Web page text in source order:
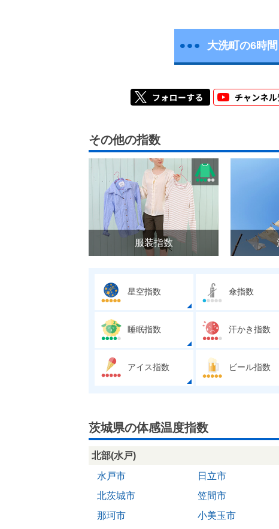
大洗町の6時
その他の指数
服装指数
星空指数 傘指数
睡眠指数 汗かき指数
アイス指数 ビール指数
茨城県の体感温度指数
北部(水戸)
水戸市
日立市
北茨城市
笠間市
那珂市
小美玉市